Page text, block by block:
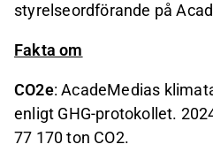
styrelseordförande på
Fakta om
CO2e: AcadeMedias
enligt GHG-protokollet.
77 170 ton CO2.